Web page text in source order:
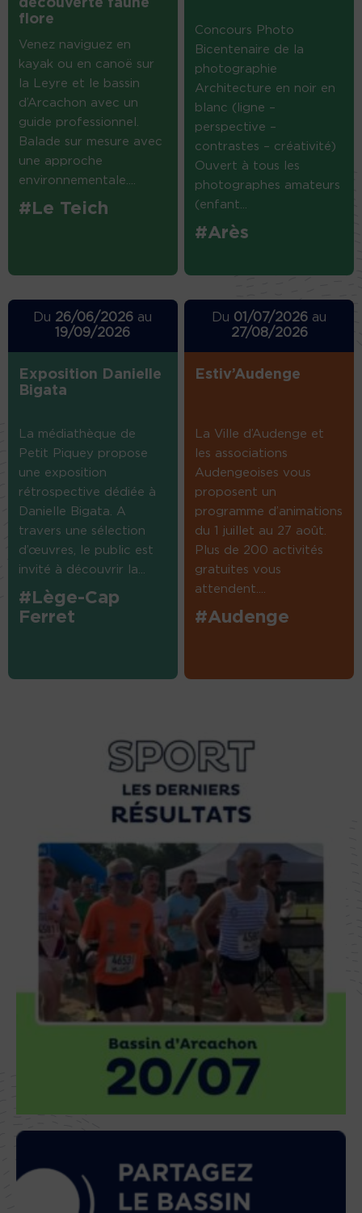
flore
Venez naviguez en
kayak ou en canoë sur
la Leyre et le bassin
d’Arcachon avec un
guide professionnel.
Balade sur mesure avec
une approche
environnementale....
#Le Teich
Concours Photo
Bicentenaire de la
photographie
Architecture en noir en
blanc (ligne –
perspective –
contrastes – créativité)
Ouvert à tous les
photographes amateurs
(enfant...
#Arès
Du 26/06/2026 au
19/09/2026
Exposition Danielle
Bigata
La médiathèque de
Petit Piquey propose
une exposition
rétrospective dédiée à
Danielle Bigata. A
travers une sélection
d’œuvres, le public est
invité à découvrir la...
#Lège-Cap
Ferret
Du 01/07/2026 au
27/08/2026
Estiv’Audenge
La Ville d’Audenge et
les associations
Audengeoises vous
proposent un
programme d’animations
du 1 juillet au 27 août.
Plus de 200 activités
gratuites vous
attendent....
#Audenge